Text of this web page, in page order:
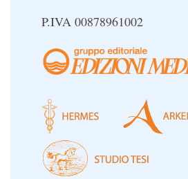
P.IVA 00878961002